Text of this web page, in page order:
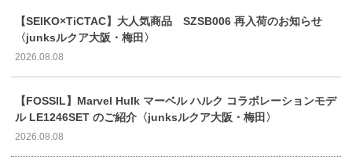
【SEIKO×TiCTAC】大人気商品 SZSB006 再入荷のお知らせ
〈junksルクア大阪・梅田〉
2026.08.08
【FOSSIL】Marvel Hulk マーベル ハルク コラボレーションモデ
ル LE1246SET のご紹介〈junksルクア大阪・梅田〉
2026.08.08